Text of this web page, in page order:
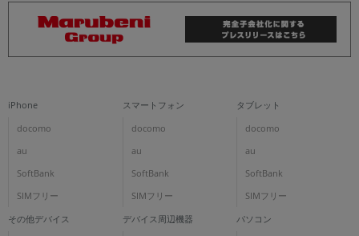
iPhone
docomo
au
SoftBank
SIMフリー
スマートフォン
docomo
au
SoftBank
SIMフリー
タブレット
docomo
au
SoftBank
SIMフリー
その他デバイス デバイス周辺機器 パソコン